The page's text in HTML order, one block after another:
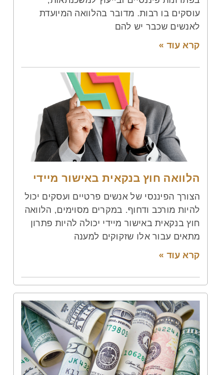
עוסקים בו רבות. מדובר בהלוואה המיועדת
לאנשים שכבר יש להם
קרא עוד »
הלוואה חוץ בנקאית באישור מיידי
הצורך הפיננסי של אנשים פרטיים ועסקים יכול
להיות מורכב ודחוף. במקרים מסוימים, הלוואה
חוץ בנקאית באישור מיידי יכולה להיות פתרון
מתאים עבור אלו שזקוקים למענה
קרא עוד »